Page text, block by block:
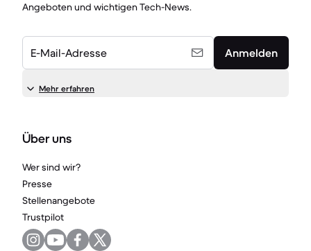
Angeboten und wichtigen Tech-News.
E-Mail-Adresse Anmelden
Mehr erfahren
Über uns
Wer sind wir?
Presse
Stellenangebote
Trustpilot